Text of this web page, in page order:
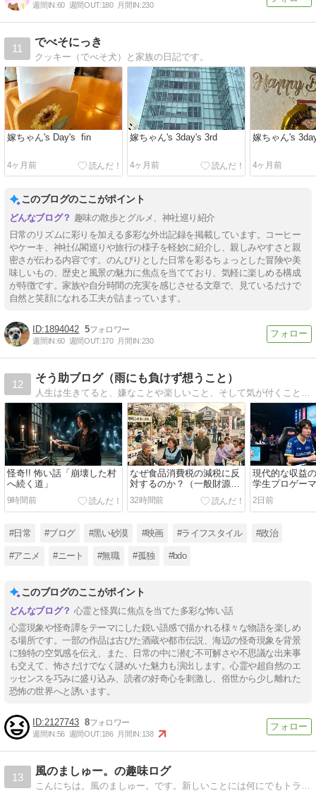
週間IN:60 週間OUT:180 月間IN:230
11
でべそにっき
クッキー（でべそ犬）と家族の日記です。
嫁ちゃん's Day's fin
4ヶ月前
嫁ちゃん's 3day's 3rd
4ヶ月前
嫁ちゃん's
4ヶ月前
このブログのここがポイント
趣味の散歩とグルメ、神社巡り紹介
日常のリズムに彩りを加える多彩な外出記録を掲載しています。コーヒー
やケーキ、神社仏閣巡りや旅行の様子を軽妙に紹介し、親しみやすさと親
密さが伝わる内容です。のんびりとした日常を彩るちょっとした冒険や美
味しいもの、歴史と風景の魅力に焦点を当てており、気軽に楽しめる構成
が特徴です。家族や自分時間の充実を感じさせる文章で、見ているだけで
自然と笑顔になれる工夫が詰まっています。
1894042 5
週間IN:60 週間OUT:170 月間IN:230
12
そう助ブログ（雨にも負けず想うこと）
人生は生きてると、嫌なことや楽しいこと、そして気が付くこと、色々とあるでしょう。タイトルは宮沢賢治の「雨ニモマケズ」から引用してます。日常の気になる事を描いていきます。Welcome , ようこそ(´ﾟωﾟ｀)
怪奇!! 怖い話「崩壊した村
へ続く道」
9時間前
なぜ食品消費税の減税に反
対するのか？（一般財源問
題、インボイス問題）【国
内】
32時間前
現代的な収益
学生プロゲー
2日前
#日常 #ブログ #黒い砂漠 #映画 #ライフスタイル #政治
#アニメ #ニート #無職 #孤独 #bdo
このブログのここがポイント
心霊と怪異に焦点を当てた多彩な怖い話
心霊現象や怪奇譚をテーマにした鋭い語感で描かれる様々な物語を楽しめ
る場所です。一部の作品は古びた酒蔵や都市伝説、海辺の怪奇現象を背景
に独特の空気感を伝え、また、日常の中に潜む不可解さや不思議な出来事
も交えて、怖さだけでなく謎めいた魅力も演出します。心霊や超自然のエ
ッセンスを巧みに盛り込み、読者の好奇心を刺激し、俗世から少し離れた
恐怖の世界へと誘います。
2127743 8
週間IN:56 週間OUT:186 月間IN:138
13
風のましゅー。の趣味ログ